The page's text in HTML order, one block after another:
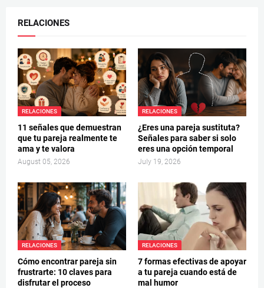
RELACIONES
RELACIONES
11 señales que demuestran
que tu pareja realmente te
ama y te valora
August 05, 2026
RELACIONES
¿Eres una pareja sustituta?
Señales para saber si solo
eres una opción temporal
July 19, 2026
RELACIONES
Cómo encontrar pareja sin
frustrarte: 10 claves para
disfrutar el proceso
RELACIONES
7 formas efectivas de apoyar
a tu pareja cuando está de
mal humor